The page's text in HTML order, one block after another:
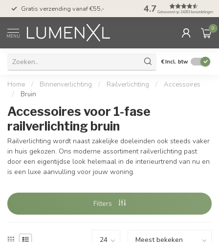
Gratis verzending vanaf €55,- 50 dagen
met Klarna
4.7 Gebaseerd op 24393 beoordelingen
MENU
0
€Incl. btw
Home / Binnenverlichting / Railverlichting /
Accessoires
/
Bruin
Accessoires voor 1-fase
railverlichting bruin
Railverlichting wordt naast zakelijke doeleinden ook steeds vaker
in huis gekozen. Ons moderne assortiment railverlichting past
door een eigentijdse look helemaal in de interieurtrend van nu en
is een luxe aanvulling voor jouw woning.
Filters